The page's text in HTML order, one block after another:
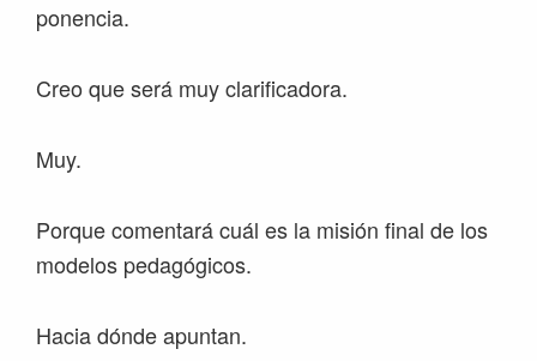
ponencia.
Creo que será muy clarificadora.
Muy.
Porque comentará cuál es la misión final de los
modelos pedagógicos.
Hacia dónde apuntan.